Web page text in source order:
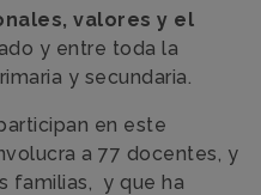
valores y el
y entre toda la
y secundaria.
en este
a 77 docentes, y
familias, y que ha